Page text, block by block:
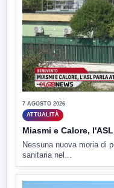
7 AGOSTO 2026
ATTUALITÀ
Miasmi e Calore,
Nessuna nuova moria di
sanitaria nel...